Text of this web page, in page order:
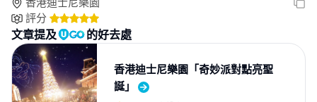
評分
文章提及 的好去處
香港迪士尼樂園「奇妙派對點亮聖
誕」